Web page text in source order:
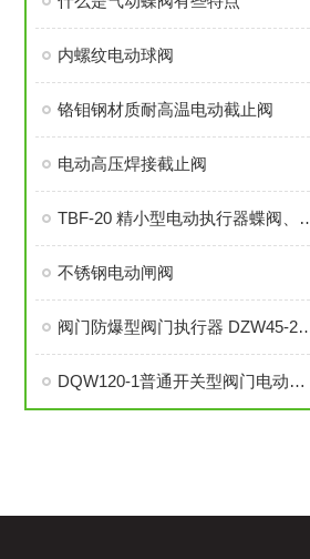
内螺纹电动球阀
铬钼钢材质耐高温电动截止阀
电动高压焊接截止阀
TBF-20 精小型电动执行
不锈钢电动闸阀
阀门防爆型阀门执行器
DQW120-1普通开关型阀门电动装置